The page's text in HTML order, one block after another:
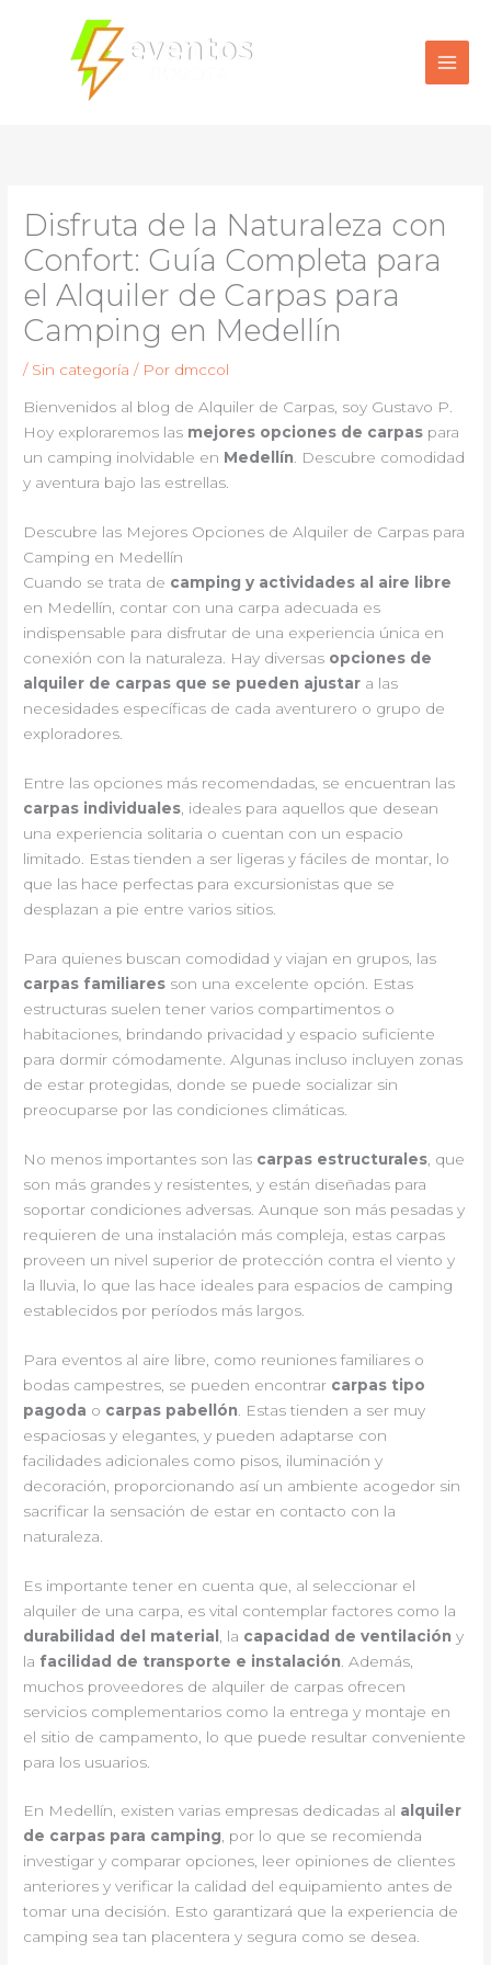
contenido
Disfruta de la Naturaleza con
Confort: Guía Completa para
el Alquiler de Carpas para
Camping en Medellín
/ Sin categoría / Por dmccol
Bienvenidos al blog de Alquiler de Carpas, soy Gustavo P.
Hoy exploraremos las mejores opciones de carpas para
un camping inolvidable en Medellín. Descubre comodidad
y aventura bajo las estrellas.
Descubre las Mejores Opciones de Alquiler de Carpas para
Camping en Medellín
Cuando se trata de camping y actividades al aire libre
en Medellín, contar con una carpa adecuada es
indispensable para disfrutar de una experiencia única en
conexión con la naturaleza. Hay diversas opciones de
alquiler de carpas que se pueden ajustar a las
necesidades específicas de cada aventurero o grupo de
exploradores.
Entre las opciones más recomendadas, se encuentran las
carpas individuales , ideales para aquellos que desean
una experiencia solitaria o cuentan con un espacio
limitado. Estas tienden a ser ligeras y fáciles de montar, lo
que las hace perfectas para excursionistas que se
desplazan a pie entre varios sitios.
Para quienes buscan comodidad y viajan en grupos, las
carpas familiares son una excelente opción. Estas
estructuras suelen tener varios compartimentos o
habitaciones, brindando privacidad y espacio suficiente
para dormir cómodamente. Algunas incluso incluyen zonas
de estar protegidas, donde se puede socializar sin
preocuparse por las condiciones climáticas.
No menos importantes son las carpas estructurales , que
son más grandes y resistentes, y están diseñadas para
soportar condiciones adversas. Aunque son más pesadas y
requieren de una instalación más compleja, estas carpas
proveen un nivel superior de protección contra el viento y
la lluvia, lo que las hace ideales para espacios de camping
establecidos por períodos más largos.
Para eventos al aire libre, como reuniones familiares o
bodas campestres, se pueden encontrar carpas tipo
pagoda o carpas pabellón . Estas tienden a ser muy
espaciosas y elegantes, y pueden adaptarse con
facilidades adicionales como pisos, iluminación y
decoración, proporcionando así un ambiente acogedor sin
sacrificar la sensación de estar en contacto con la
naturaleza.
Es importante tener en cuenta que, al seleccionar el
alquiler de una carpa, es vital contemplar factores como la
durabilidad del material , la capacidad de ventilación y
la facilidad de transporte e instalación . Además,
muchos proveedores de alquiler de carpas ofrecen
servicios complementarios como la entrega y montaje en
el sitio de campamento, lo que puede resultar conveniente
para los usuarios.
En Medellín, existen varias empresas dedicadas al alquiler
de carpas para camping, por lo que se recomienda
investigar y comparar opciones, leer opiniones de clientes
anteriores y verificar la calidad del equipamiento antes de
tomar una decisión. Esto garantizará que la experiencia de
camping sea tan placentera y segura como se desea.